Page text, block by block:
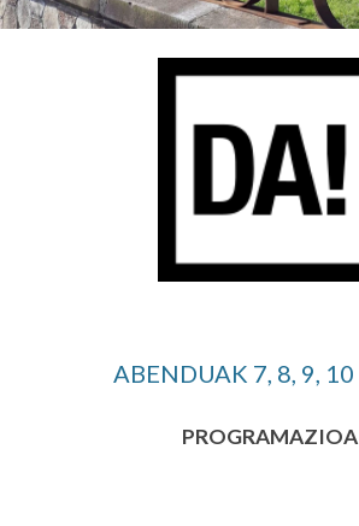
ABENDUAK 7, 8, 9, 10
PROGRAMAZIOA